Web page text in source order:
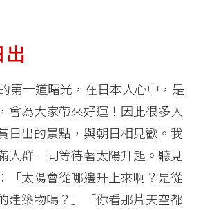
第一道曙光，在日本人心中，是
會為大家帶來好運！因此很多人
日出的景點，與朝日相見歡。我
人群一同等待著太陽升起。聽見
「太陽會從哪邊升上來啊？是從
建築物嗎？」「你看那片天空都